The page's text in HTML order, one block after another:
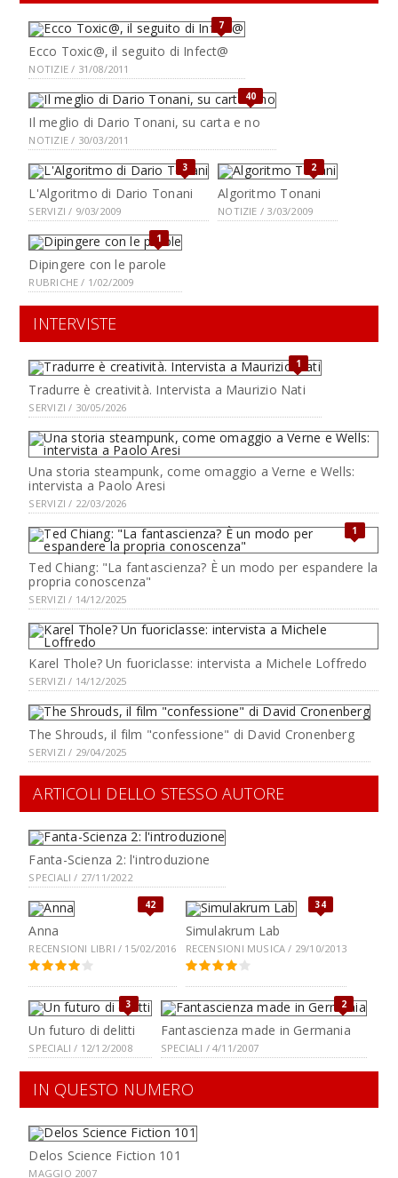
7
Ecco Toxic@, il seguito di Infect@
NOTIZIE / 31/08/2011
40
Il meglio di Dario Tonani, su carta e no
NOTIZIE / 30/03/2011
3
L'Algoritmo di Dario Tonani
SERVIZI / 9/03/2009
2
Algoritmo Tonani
NOTIZIE / 3/03/2009
1
Dipingere con le parole
RUBRICHE / 1/02/2009
INTERVISTE
1
Tradurre è creatività. Intervista a Maurizio Nati
SERVIZI / 30/05/2026
Una storia steampunk, come omaggio a Verne e Wells:
intervista a Paolo Aresi
SERVIZI / 22/03/2026
1
Ted Chiang: "La fantascienza? È un modo per espandere la
propria conoscenza"
SERVIZI / 14/12/2025
Karel Thole? Un fuoriclasse: intervista a Michele Loffredo
SERVIZI / 14/12/2025
The Shrouds, il film "confessione" di David Cronenberg
SERVIZI / 29/04/2025
ARTICOLI DELLO STESSO AUTORE
Fanta-Scienza 2: l'introduzione
SPECIALI / 27/11/2022
42
Anna
RECENSIONI LIBRI / 15/02/2016
34
Simulakrum Lab
RECENSIONI MUSICA / 29/10/2013
3
Un futuro di delitti
SPECIALI / 12/12/2008
2
Fantascienza made in Germania
SPECIALI / 4/11/2007
IN QUESTO NUMERO
Delos Science Fiction 101
MAGGIO 2007